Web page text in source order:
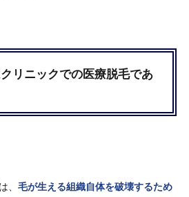
リニックでの医療脱毛であ
、 毛が生える組織自体を破壊するため